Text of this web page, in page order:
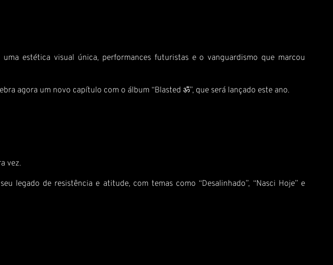
estética visual única, performances futuristas e o vanguardismo que marcou
agora um novo capítulo com o álbum “Blasted ॐ”, que será lançado este ano.
vez.
legado de resistência e atitude, com temas como “Desalinhado”, “Nasci Hoje” e